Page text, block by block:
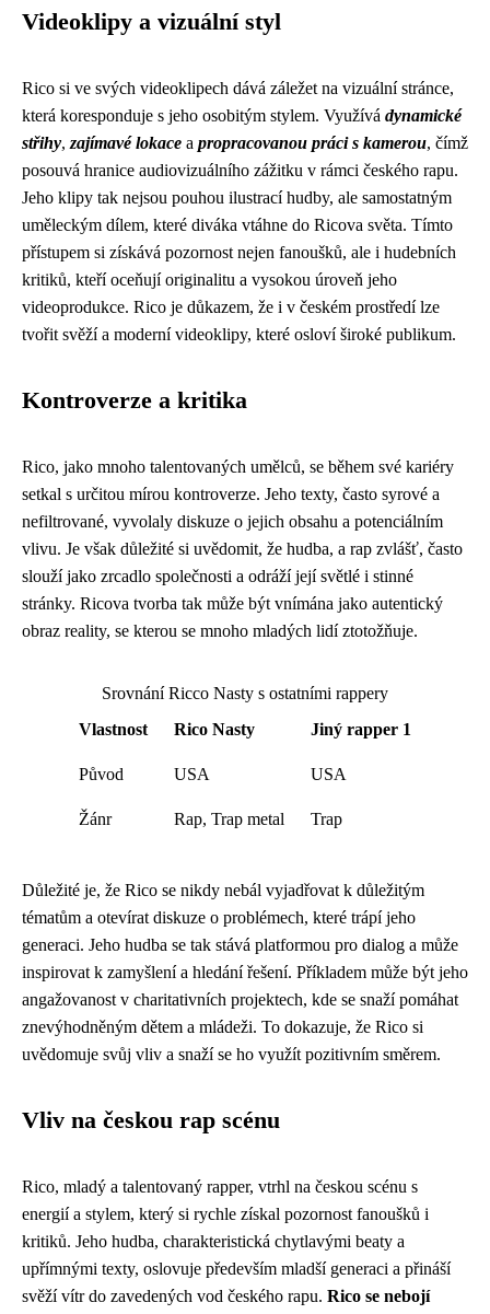
Videoklipy a vizuální styl
Rico si ve svých videoklipech dává záležet na vizuální stránce,
která koresponduje s jeho osobitým stylem. Využívá dynamické
střihy, zajímavé lokace a propracovanou práci s kamerou, čímž
posouvá hranice audiovizuálního zážitku v rámci českého rapu.
Jeho klipy tak nejsou pouhou ilustrací hudby, ale samostatným
uměleckým dílem, které diváka vtáhne do Ricova světa. Tímto
přístupem si získává pozornost nejen fanoušků, ale i hudebních
kritiků, kteří oceňují originalitu a vysokou úroveň jeho
videoprodukce. Rico je důkazem, že i v českém prostředí lze
tvořit svěží a moderní videoklipy, které osloví široké publikum.
Kontroverze a kritika
Rico, jako mnoho talentovaných umělců, se během své kariéry
setkal s určitou mírou kontroverze. Jeho texty, často syrové a
nefiltrované, vyvolaly diskuze o jejich obsahu a potenciálním
vlivu. Je však důležité si uvědomit, že hudba, a rap zvlášť, často
slouží jako zrcadlo společnosti a odráží její světlé i stinné
stránky. Ricova tvorba tak může být vnímána jako autentický
obraz reality, se kterou se mnoho mladých lidí ztotožňuje.
Srovnání Ricco Nasty s ostatními rappery
Vlastnost
Rico Nasty Jiný rapper 1
Původ USA USA
Žánr Rap, Trap metal Trap
Důležité je, že Rico se nikdy nebál vyjadřovat k důležitým
tématům a otevírat diskuze o problémech, které trápí jeho
generaci. Jeho hudba se tak stává platformou pro dialog a může
inspirovat k zamyšlení a hledání řešení. Příkladem může být jeho
angažovanost v charitativních projektech, kde se snaží pomáhat
znevýhodněným dětem a mládeži. To dokazuje, že Rico si
uvědomuje svůj vliv a snaží se ho využít pozitivním směrem.
Vliv na českou rap scénu
Rico, mladý a talentovaný rapper, vtrhl na českou scénu s
energií a stylem, který si rychle získal pozornost fanoušků i
kritiků. Jeho hudba, charakteristická chytlavými beaty a
upřímnými texty, oslovuje především mladší generaci a přináší
svěží vítr do zavedených vod českého rapu. Rico se nebojí